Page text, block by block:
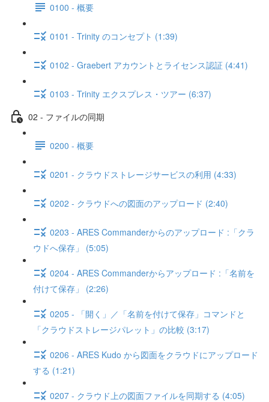
0100 - 概要
0101 - Trinity のコンセプト (1:39)
0102 - Graebert アカウントとライセンス認証 (4:41)
0103 - Trinity エクスプレス・ツアー (6:37)
02 - ファイルの同期
0200 - 概要
0201 - クラウドストレージサービスの利用 (4:33)
0202 - クラウドへの図面のアップロード (2:40)
0203 - ARES Commanderからのアップロード :「クラ
ウドへ保存」 (5:05)
0204 - ARES Commanderからアップロード :「名前を
付けて保存」 (2:26)
0205 - 「開く」／「名前を付けて保存」コマンドと
「クラウドストレージパレット」の比較 (3:17)
0206 - ARES Kudo から図面をクラウドにアップロード
する (1:21)
0207 - クラウド上の図面ファイルを同期する (4:05)